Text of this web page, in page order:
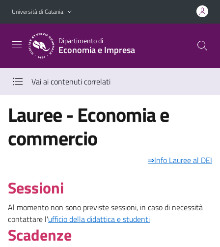
Vai al contenuto principale
Vai al menu di navigazione
Università di Catania
Dipartimento di
Economia e Impresa
Vai ai contenuti correlati
Lauree - Economia e
commercio
⇒Info Lauree al DEI
Sessioni
Al momento non sono previste sessioni, in caso di necessità
contattare l'ufficio della didattica e studenti
Scadenze